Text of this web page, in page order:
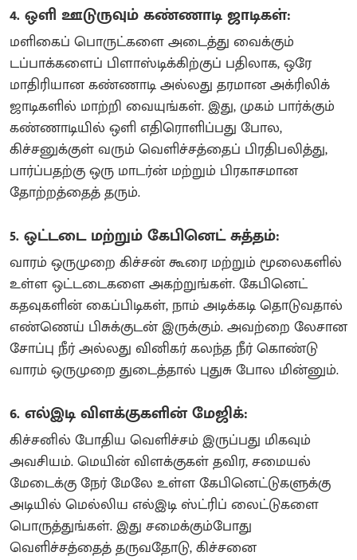
4. ஒளி ஊடுருவும் கண்ணாடி ஜாடிகள்:
மளிகைப் பொருட்களை அடைத்து வைக்கும்
டப்பாக்களைப் பிளாஸ்டிக்கிற்குப் பதிலாக, ஒரே
மாதிரியான கண்ணாடி அல்லது தரமான அக்ரிலிக்
ஜாடிகளில் மாற்றி வையுங்கள். இது, முகம் பார்க்கும்
கண்ணாடியில் ஒளி எதிரொளிப்பது போல,
கிச்சனுக்குள் வரும் வெளிச்சத்தைப் பிரதிபலித்து,
பார்ப்பதற்கு ஒரு மாடர்ன் மற்றும் பிரகாசமான
தோற்றத்தைத் தரும்.
5. ஒட்டடை மற்றும் கேபினெட் சுத்தம்:
வாரம் ஒருமுறை கிச்சன் கூரை மற்றும் மூலைகளில்
உள்ள ஒட்டடைகளை அகற்றுங்கள். கேபினெட்
கதவுகளின் கைப்பிடிகள், நாம் அடிக்கடி தொடுவதால்
எண்ணெய் பிசுக்குடன் இருக்கும். அவற்றை லேசான
சோப்பு நீர் அல்லது வினிகர் கலந்த நீர் கொண்டு
வாரம் ஒருமுறை துடைத்தால் புதுசு போல மின்னும்.
6. எல்இடி விளக்குகளின் மேஜிக்:
கிச்சனில் போதிய வெளிச்சம் இருப்பது மிகவும்
அவசியம். மெயின் விளக்குகள் தவிர, சமையல்
மேடைக்கு நேர் மேலே உள்ள கேபினெட்டுகளுக்கு
அடியில் மெல்லிய எல்இடி ஸ்ட்ரிப் லைட்டுகளை
பொருத்துங்கள். இது சமைக்கும்போது
வெளிச்சத்தைத் தருவதோடு, கிச்சனை